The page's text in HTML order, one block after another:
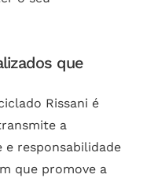
que
Rissani é
a
e responsabilidade
que promove a